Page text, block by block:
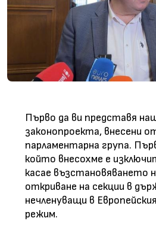
Първо да ви представя
законопроекта, внесени
парламентарна група.
който внесохме е
касае възстановяването
откриване на секции в
нечленуващи в
режим.